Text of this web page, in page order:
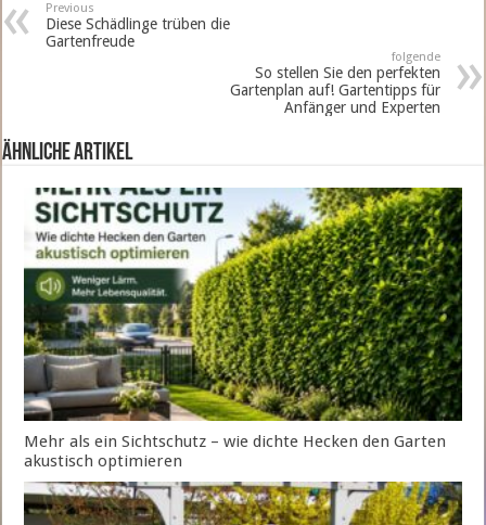
Previous
Diese Schädlinge trüben die
Gartenfreude
folgende
So stellen Sie den perfekten
Gartenplan auf! Gartentipps für
Anfänger und Experten
ähnliche Artikel
Mehr als ein Sichtschutz – wie dichte Hecken den Garten
akustisch optimieren